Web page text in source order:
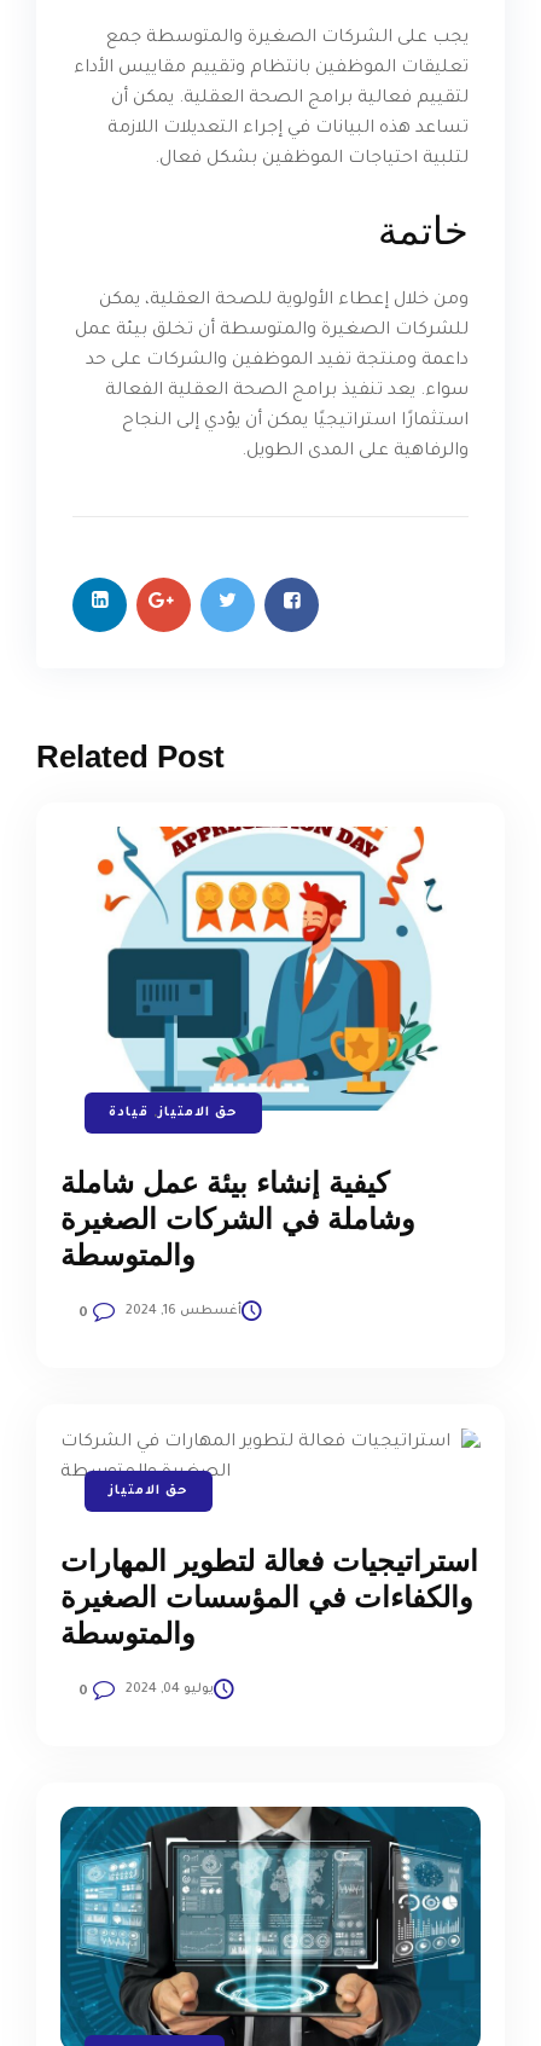
يجب على الشركات الصغيرة والمتوسطة جمع
تعليقات الموظفين بانتظام وتقييم مقاييس الأداء
لتقييم فعالية برامج الصحة العقلية. يمكن أن
تساعد هذه البيانات في إجراء التعديلات اللازمة
لتلبية احتياجات الموظفين بشكل فعال.
خاتمة
ومن خلال إعطاء الأولوية للصحة العقلية، يمكن
للشركات الصغيرة والمتوسطة أن تخلق بيئة عمل
داعمة ومنتجة تفيد الموظفين والشركات على حد
سواء. يعد تنفيذ برامج الصحة العقلية الفعالة
استثمارًا استراتيجيًا يمكن أن يؤدي إلى النجاح
والرفاهية على المدى الطويل.
Related Post
حق الامتياز, قيادة
كيفية إنشاء بيئة عمل شاملة
وشاملة في الشركات الصغيرة
والمتوسطة
أغسطس 16, 2024 0
حق الامتياز
استراتيجيات فعالة لتطوير المهارات
والكفاءات في المؤسسات الصغيرة
والمتوسطة
يوليو 04, 2024 0